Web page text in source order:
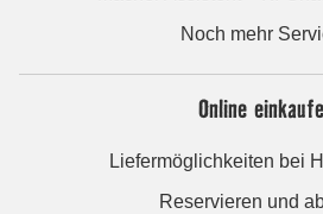
Noch mehr
Online
Liefermöglichkeiten bei
Reservieren und